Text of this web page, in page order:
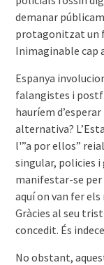
demanar
protagonitzat un
Inimaginable cap
Espanya
falangistes i
hauríem
alternativa?
l'”a por ellos”
singular, policies i
manifestar-se per
aquí on van fer
Gràcies al seu
concedit. És
No obstant,